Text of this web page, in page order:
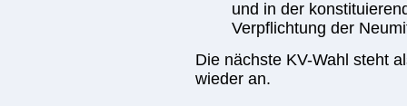
und in der
Verpflichtung der
Die nächste KV-Wahl steht
wieder an.